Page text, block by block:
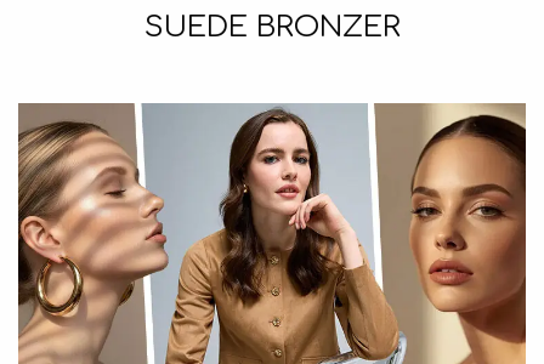
SUEDE BRONZER